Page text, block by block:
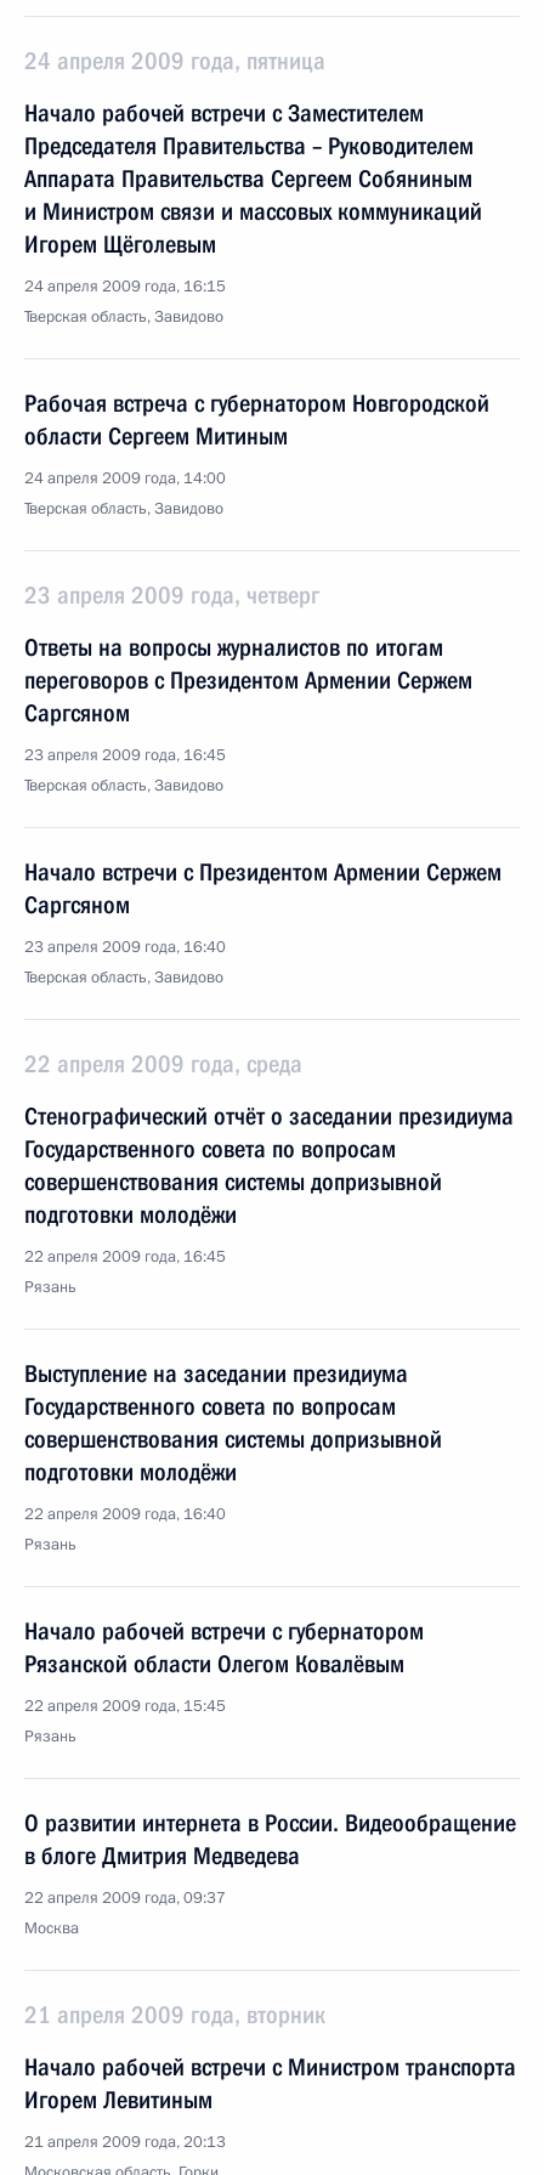
24 апреля 2009 года, пятница
Начало рабочей встречи с Заместителем
Председателя Правительства – Руководителем
Аппарата Правительства Сергеем Собяниным
и Министром связи и массовых коммуникаций
Игорем Щёголевым
24 апреля 2009 года, 16:15
Тверская область, Завидово
Рабочая встреча с губернатором Новгородской
области Сергеем Митиным
24 апреля 2009 года, 14:00
Тверская область, Завидово
23 апреля 2009 года, четверг
Ответы на вопросы журналистов по итогам
переговоров с Президентом Армении Сержем
Саргсяном
23 апреля 2009 года, 16:45
Тверская область, Завидово
Начало встречи с Президентом Армении Сержем
Саргсяном
23 апреля 2009 года, 16:40
Тверская область, Завидово
22 апреля 2009 года, среда
Стенографический отчёт о заседании президиума
Государственного совета по вопросам
совершенствования системы допризывной
подготовки молодёжи
22 апреля 2009 года, 16:45
Рязань
Выступление на заседании президиума
Государственного совета по вопросам
совершенствования системы допризывной
подготовки молодёжи
22 апреля 2009 года, 16:40
Рязань
Начало рабочей встречи с губернатором
Рязанской области Олегом Ковалёвым
22 апреля 2009 года, 15:45
Рязань
О развитии интернета в России. Видеообращение
в блоге Дмитрия Медведева
22 апреля 2009 года, 09:37
Москва
21 апреля 2009 года, вторник
Начало рабочей встречи с Министром транспорта
Игорем Левитиным
21 апреля 2009 года, 20:13